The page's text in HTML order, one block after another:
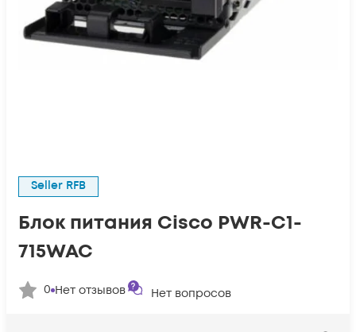
Seller RFB
Блок питания Cisco PWR-C1-
715WAC
0 Нет отзывов Нет вопросов